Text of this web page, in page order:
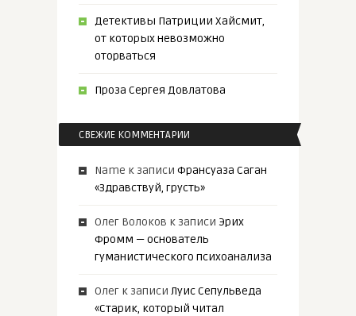
Детективы Патриции Хайсмит,
от которых невозможно
оторваться
Проза Сергея Довлатова
СВЕЖИЕ КОММЕНТАРИИ
Name к записи Франсуаза Саган
«Здравствуй, грусть»
Олег Волоков к записи Эрих
Фромм — основатель
гуманистического психоанализа
Олегк записи Луис Сепульведа
«Старик, который читал